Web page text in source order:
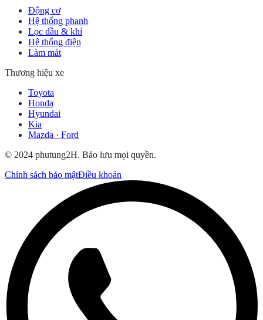
Động cơ
Hệ thống phanh
Lọc dầu & khí
Hệ thống điện
Làm mát
Thương hiệu xe
Toyota
Honda
Hyundai
Kia
Mazda · Ford
© 2024 phutung2H. Bảo lưu mọi quyền.
Chính sách bảo mậtĐiều khoản